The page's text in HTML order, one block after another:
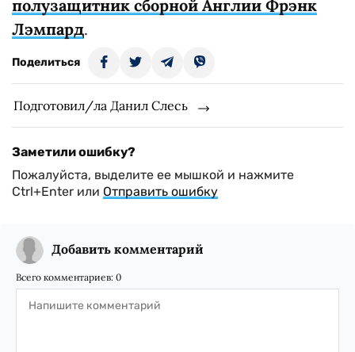
полузащитник сборной Англии Фрэнк
Лэмпард.
Поделиться
Подготовил/ла Данил Слесь
Заметили ошибку?
Пожалуйста, выделите ее мышкой и нажмите
Ctrl+Enter или Отправить ошибку
Добавить комментарий
Всего комментариев: 0